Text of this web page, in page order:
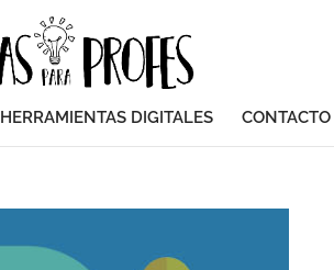
HERRAMIENTAS DIGITALES CONTACTO